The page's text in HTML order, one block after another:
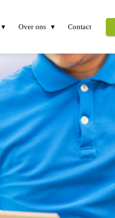
Over ons Contact